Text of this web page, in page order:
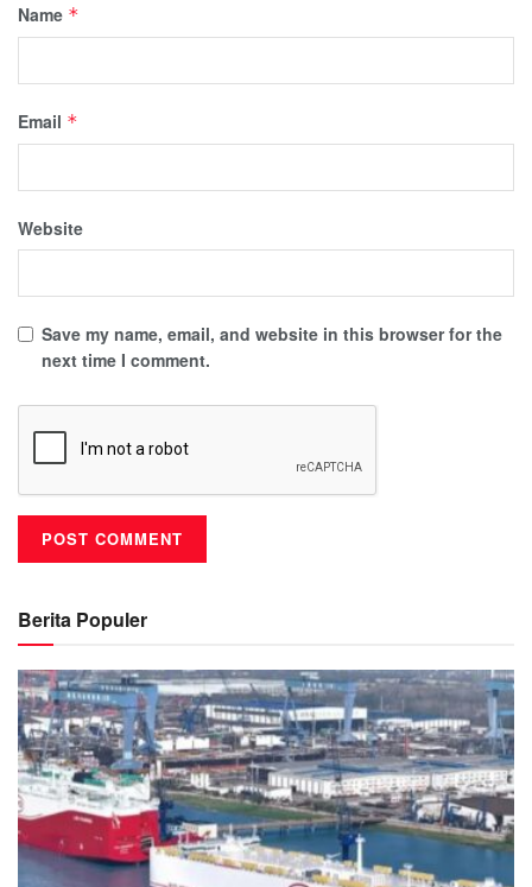
Name *
Email *
Website
Save my name, email, and website in this browser for the
next time I comment.
Berita Populer